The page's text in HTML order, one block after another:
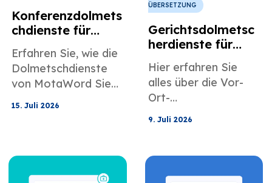
Konferenzdolmets
chdienste für
Firmenveranstaltu
ngen und
internationale
Tagungen
Erfahren Sie, wie die
Dolmetschdienste
von MotaWord Sie
Meetings
unterstützen können.
15. Juli 2026
ÜBERSETZUNG
Gerichtsdolmetsc
herdienste für
Anwälte und
juristische
Unterstützungste
ams
Hier erfahren Sie
alles über die Vor-
Ort-
Anwälte und
juristische
9. Juli 2026